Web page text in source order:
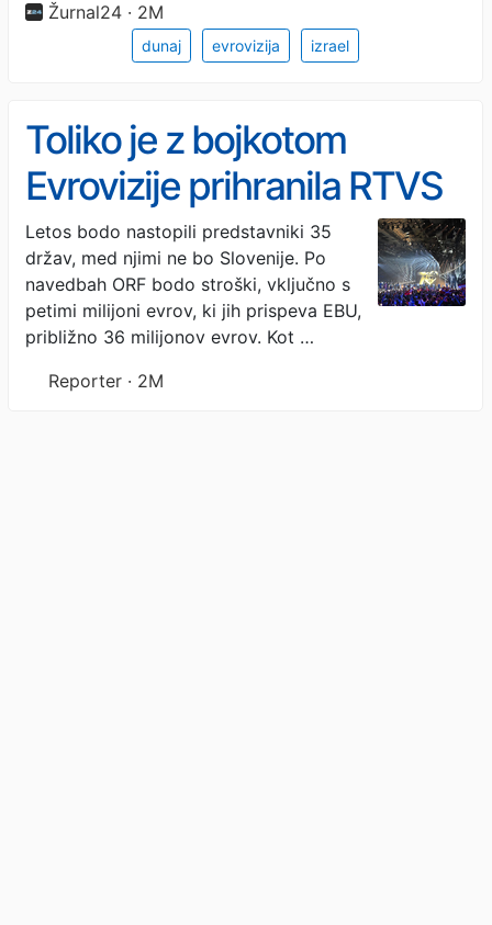
Žurnal24 · 2M
dunaj evrovizija izrael
Toliko je z bojkotom
Evrovizije prihranila RTVS
Letos bodo nastopili predstavniki 35
držav, med njimi ne bo Slovenije. Po
navedbah ORF bodo stroški, vključno s
petimi milijoni evrov, ki jih prispeva EBU,
približno 36 milijonov evrov. Kot …
Reporter · 2M